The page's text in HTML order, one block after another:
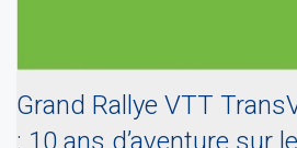
Grand Rallye VTT
: 10 ans d’aventure sur